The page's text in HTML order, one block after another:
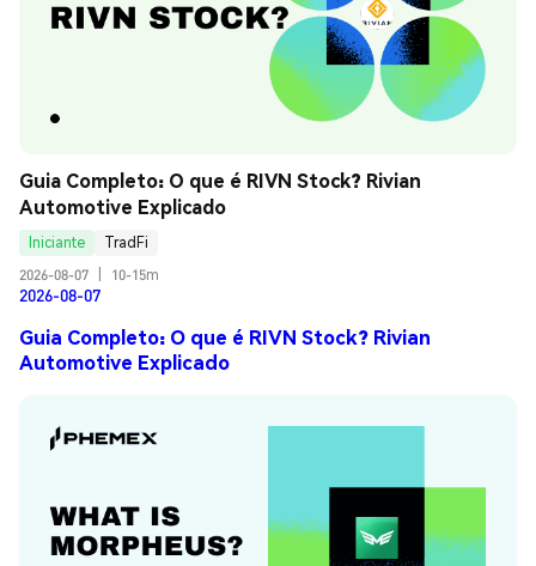
Guia Completo: O que é RIVN Stock? Rivian
Automotive Explicado
Iniciante
TradFi
2026-08-07
10-15m
2026-08-07
Guia Completo: O que é RIVN Stock? Rivian
Automotive Explicado